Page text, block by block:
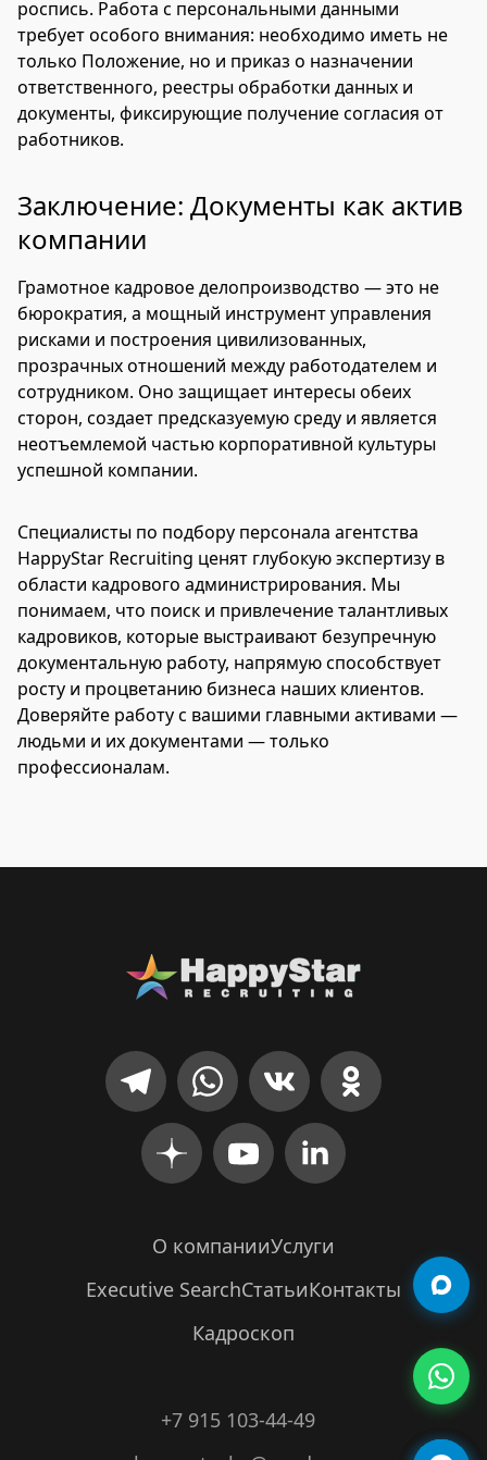
роспись. Работа с персональными данными
требует особого внимания: необходимо иметь не
только Положение, но и приказ о назначении
ответственного, реестры обработки данных и
документы, фиксирующие получение согласия от
работников.
Заключение: Документы как актив
компании
Грамотное кадровое делопроизводство — это не
бюрократия, а мощный инструмент управления
рисками и построения цивилизованных,
прозрачных отношений между работодателем и
сотрудником. Оно защищает интересы обеих
сторон, создает предсказуемую среду и является
неотъемлемой частью корпоративной культуры
успешной компании.
Специалисты по подбору персонала агентства
HappyStar Recruiting ценят глубокую экспертизу в
области кадрового администрирования. Мы
понимаем, что поиск и привлечение талантливых
кадровиков, которые выстраивают безупречную
документальную работу, напрямую способствует
росту и процветанию бизнеса наших клиентов.
Доверяйте работу с вашими главными активами —
людьми и их документами — только
профессионалам.
О компанииУслуги
Executive SearchСтатьиКонтакты
Кадроскоп
+7 915 103-44-49